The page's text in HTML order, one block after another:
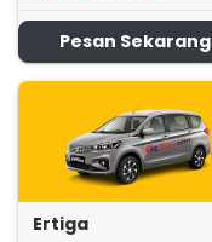
Pesan Sekarang
Ertiga